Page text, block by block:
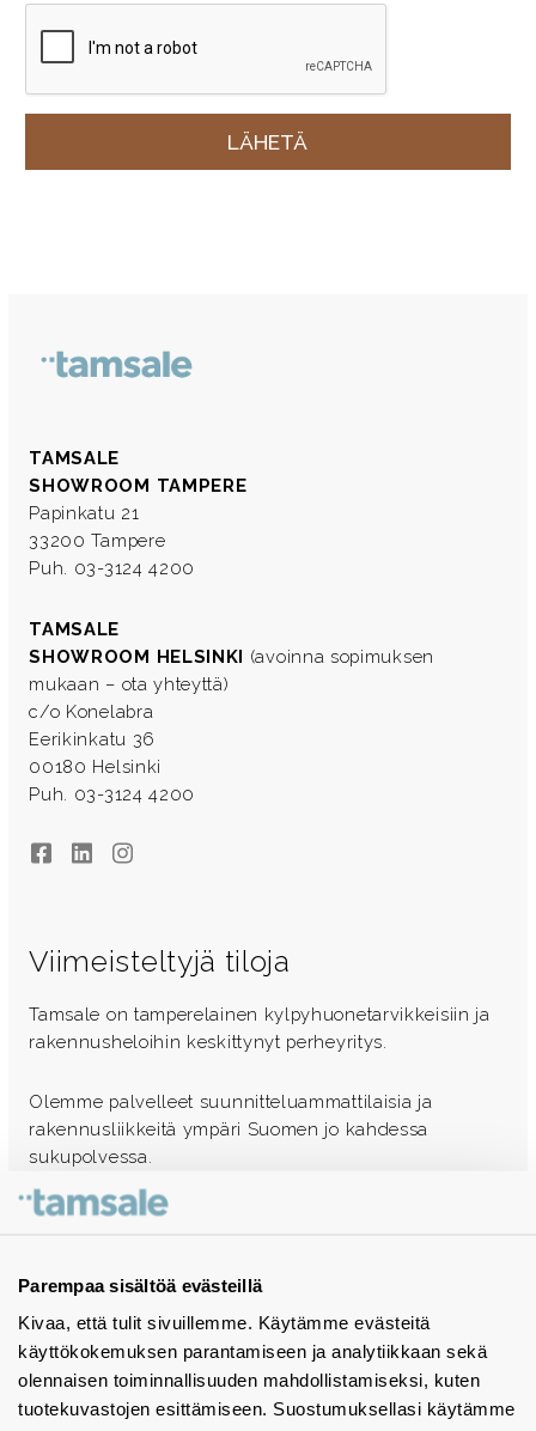
Parempaa sisältöä evästeillä
Kivaa, että tulit sivuillemme. Käytämme evästeitä
käyttökokemuksen parantamiseen ja analytiikkaan sekä
olennaisen toiminnallisuuden mahdollistamiseksi, kuten
tuotekuvastojen esittämiseen. Suostumuksellasi käytämme
TAMSALE
SHOWROOM TAMPERE
Papinkatu 21
33200 Tampere
Puh. 03-3124 4200
TAMSALE
SHOWROOM HELSINKI (avoinna sopimuksen
mukaan – ota yhteyttä)
c/o Konelabra
Eerikinkatu 36
00180 Helsinki
Puh. 03-3124 4200
FacebookLinkedInInstagram
Viimeisteltyjä tiloja
Tamsale on tamperelainen kylpyhuonetarvikkeisiin ja
rakennusheloihin keskittynyt perheyritys.
Olemme palvelleet suunnitteluammattilaisia ja
rakennusliikkeitä ympäri Suomen jo kahdessa
sukupolvessa.
Ota yhteyttä - autamme mielellämme
Tuotekuvastot
Instagram
BIM-objektit
Yhteystiedot